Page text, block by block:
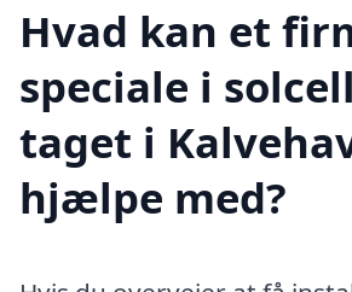
Hvad kan et
speciale i
taget i
hjælpe med?